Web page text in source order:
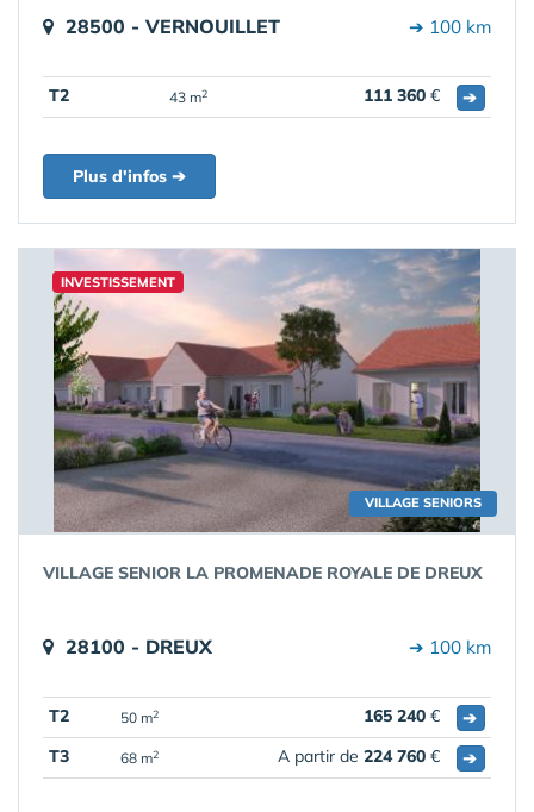
28500 - VERNOUILLET ➔ 100 km
T2 43 m2 111 360 € ➔
Plus d'infos ➔
VILLAGE SENIORS
INVESTISSEMENT
VILLAGE SENIOR LA PROMENADE ROYALE DE DREUX
28100 - DREUX ➔ 100 km
T2 50 m2 165 240 €
➔
T3
68 m2 A partir de 224 760 € ➔